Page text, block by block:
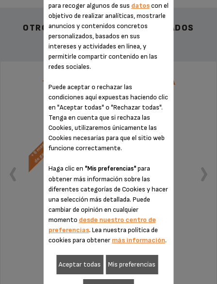
OTROS ACCESORIOS RECOMENDADOS
TARIFA PLANA DE REPARACIÓN CAFETERA
SUPERAUTÓMATICA KRUPS
Sin factura ni sorpresas
¡Extensión de la garantía de 6 meses!
165,99 €
para recoger algunos de sus datoscon el
objetivo de realizar analíticas, mostrarle
anuncios y contenidos concretos
personalizados, basados en sus
intereses y actividades en línea, y
permitirle compartir contenido en las
redes sociales.
Puede aceptar o rechazar las
condiciones aquí expuestas haciendo clic
en "Aceptar todas" o "Rechazar todas".
Tenga en cuenta que si rechaza las
Cookies, utilizaremos únicamente las
Cookies necesarias para que el sitio web
funcione correctamente.
Haga clic en "Mis preferencias"para
obtener más información sobre las
diferentes categorías de Cookies y hacer
una selección más detallada. Puede
cambiar de opinión en cualquier
momento desde nuestro centro de
preferencias. Lea nuestra política de
cookies para obtener más información.
Aceptar todas Mis preferencias